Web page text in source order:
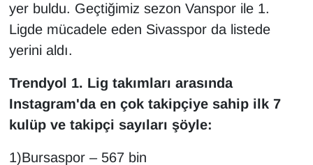
yer buldu. Geçtiğimiz sezon Vanspor ile 1.
Ligde mücadele eden Sivasspor da listede
yerini aldı.
Trendyol 1. Lig takımları arasında
Instagram'da en çok takipçiye sahip ilk 7
kulüp ve takipçi sayıları şöyle:
1)Bursaspor – 567 bin
POLİTİKA
Resmi İlanlar
RÖPORTAJ
SAĞLIK